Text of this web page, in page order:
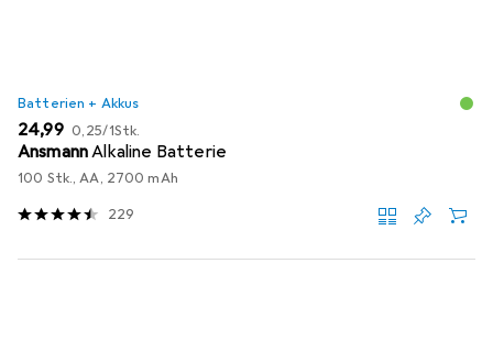
Batterien + Akkus
EUR
24,99 EUR
0,25/1Stk.
AnsmannAlkaline Batterie
100 Stk., AA, 2700 mAh
229